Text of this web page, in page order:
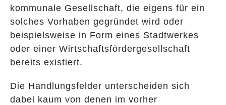
kommunale Gesellschaft, die eigens für ein
solches Vorhaben gegründet wird oder
beispielsweise in Form eines Stadtwerkes
oder einer Wirtschaftsfördergesellschaft
bereits existiert.
Die Handlungsfelder unterscheiden sich
dabei kaum von denen im vorher